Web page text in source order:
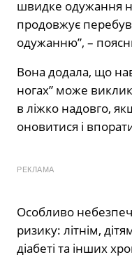
швидке одужання
продовжує
одужанню”, –
Вона додала, що
ногах” може
в ліжко надовго,
оновитися і
РЕКЛАМА
Особливо
ризику: літнім,
діабеті та інших